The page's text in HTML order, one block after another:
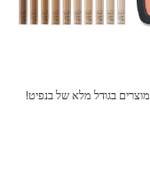
סט של 4 מוצרים בגודל מלא של בנפיט!